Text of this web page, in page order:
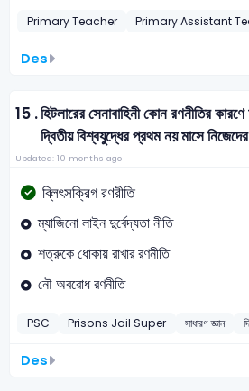
Primary Teacher Primary Assistant
Des
15 .হিটলারের সেনাবাহিনী কোন রণনীতির
দ্বিতীয় বিশ্বযুদ্ধের প্রথম নয় মাসে
Updated: 10 months ago
ব্লিৎসক্রিগ রণরীতি
ম্যাজিনো লাইন দুর্বেদ্যতা নীতি
শত্রুকে ধোকায় রাখার রণনীতি
নৌ অবরোধ রণনীতি
PSC Prisons Jail Super সাধারণ জ্ঞান
Des